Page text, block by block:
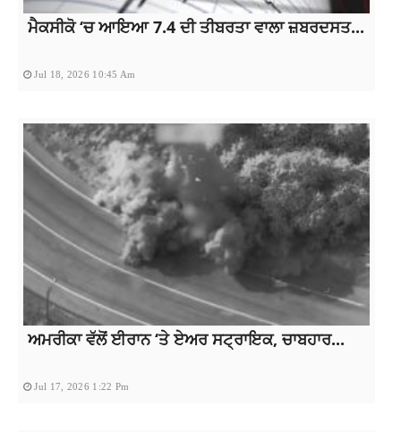
ਮੈਕਸੀਕੋ ‘ਚ ਆਇਆ 7.4 ਦੀ ਤੀਬਰਤਾ ਵਾਲਾ ਜ਼ਬਰਦਸਤ...
Jul 18, 2026 10:45 Am
ਅਮਰੀਕਾ ਵੱਲੋਂ ਈਰਾਨ ‘ਤੇ ਏਅਰ ਸਟ੍ਰਾਇਕ, ਚਾਬਹਾਰ...
Jul 17, 2026 1:22 Pm